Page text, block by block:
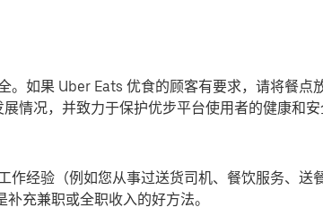
。如果 Uber Eats 优食的顾客有要求，请将餐
情况，并致力于保护优步平台使用者的健康和安
作经验（例如您从事过送货司机、餐饮服务、
充兼职或全职收入的好方法。